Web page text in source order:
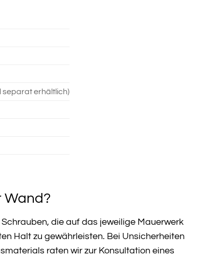
separat erhältlich)
Wand?
die auf das jeweilige Mauerwerk
Halt zu gewährleisten. Bei Unsicherheiten
raten wir zur Konsultation eines